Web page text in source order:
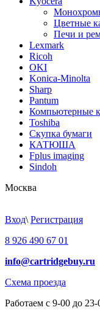
Цветные
Печи и
Lexmark
Ricoh
OKI
Konica-Minolta
Sharp
Pantum
Компьютерные
Toshiba
Скупка бумаги
КАТЮША
Fplus imaging
Sindoh
Москва
Вход\ Регистрация
8 926 490 67 01
info@cartridgebuy.ru
Схема проезда
Работаем с 9-00 до